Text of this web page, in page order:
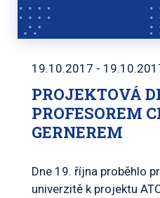
19.10.2017 -
PROJEKTOVÁ
PROFESOREM
GERNEREM
Dne 19. října proběhlo
univerzitě k projektu